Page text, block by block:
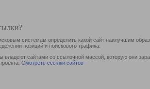
системам определить какой сайт наилучшим
позиций и поискового трафика.
владеют сайтами со ссылочной массой, которую они
Смотреть ссылки сайтов